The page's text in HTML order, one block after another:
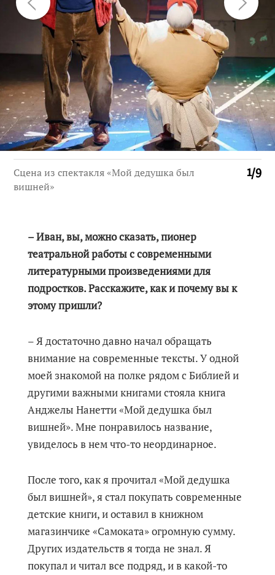
1/9
Сцена из спектакля «Мой дедушка был
вишней»
– Иван, вы, можно сказать, пионер
театральной работы с современными
литературными произведениями для
подростков. Расскажите, как и почему вы к
этому пришли?
– Я достаточно давно начал обращать
внимание на современные тексты. У одной
моей знакомой на полке рядом с Библией и
другими важными книгами стояла книга
Анджелы Нанетти «Мой дедушка был
вишней». Мне понравилось название,
увиделось в нем что-то неординарное.
После того, как я прочитал «Мой дедушка
был вишней», я стал покупать современные
детские книги, и оставил в книжном
магазинчике «Самоката» огромную сумму.
Других издательств я тогда не знал. Я
покупал и читал все подряд, и в какой-то